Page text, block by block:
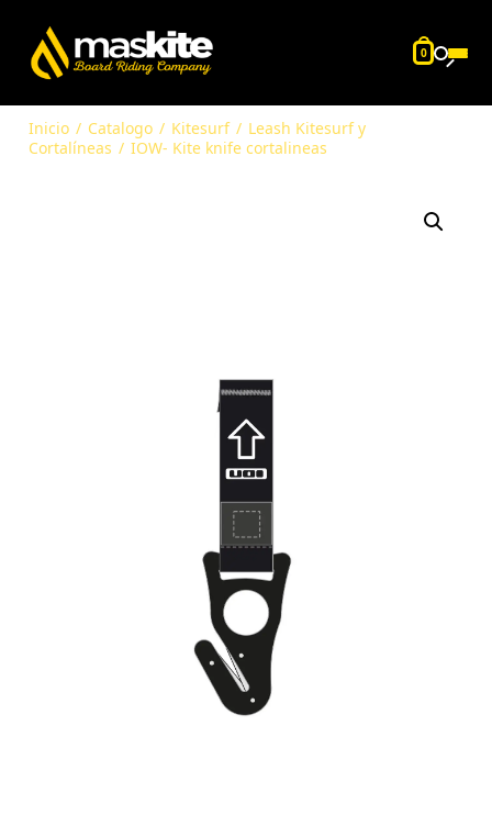
0
Inicio / Catalogo / Kitesurf / Leash Kitesurf y
Cortalíneas / IOW- Kite knife cortalineas